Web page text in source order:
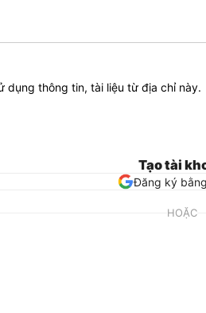
dụng thông tin, tài liệu từ địa chỉ này.
Tạo tài
Đăng ký
HOẶC